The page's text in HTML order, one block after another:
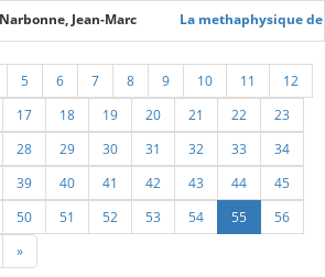
Narbonne, Jean-Marc La methaphysique
5 6 7 8 9 10 11
12
17 18 19 20 21 22
23
28 29 30 31 32 33
34
39 40 41 42 43 44
45
50 51 52 53 54 55
56
»